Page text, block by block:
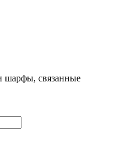
шарфы, связанные